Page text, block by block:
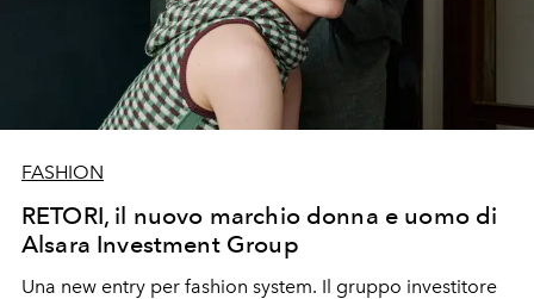
FASHION
RETORI, il nuovo marchio donna e uomo di
Alsara Investment Group
Una new entry per fashion system. Il gruppo investitore